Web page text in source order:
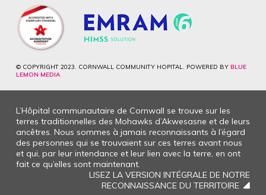
© COPYRIGHT 2023. CORNWALL COMMUNITY HOPITAL. POWERED BY BLUE
LEMON MEDIA
L’Hôpital communautaire de Cornwall se trouve sur les
terres traditionnelles des Mohawks d’Akwesasne et de leurs
ancêtres. Nous sommes à jamais reconnaissants à l’égard
des personnes qui se trouvaient sur ces terres avant nous
et qui, par leur intendance et leur lien avec la terre, en ont
fait ce qu’elles sont maintenant.
LISEZ LA VERSION INTÉGRALE DE NOTRE
RECONNAISSANCE DU TERRITOIRE